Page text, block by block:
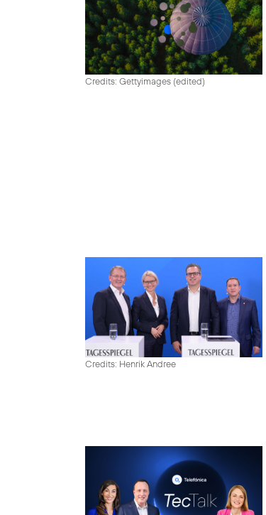
Credits: Gettyimages (edited)
Credits: Henrik Andree